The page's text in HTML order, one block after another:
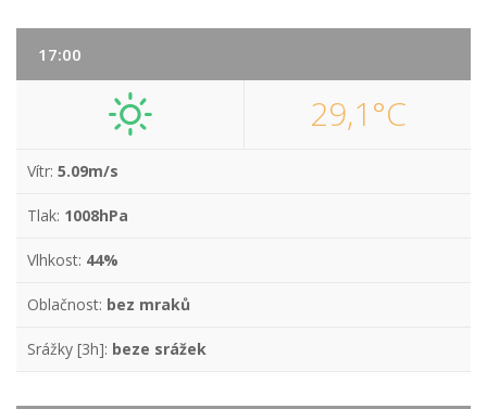
17:00
29,1°C
Vítr: 5.09m/s
Tlak: 1008hPa
Vlhkost: 44%
Oblačnost: bez mraků
Srážky [3h]: beze srážek